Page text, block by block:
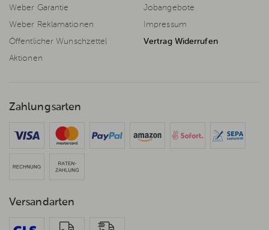
Weber Garantie
Weber Reklamationen
Öffentlicher Wunschzettel
Aktionen
Jobangebote
Impressum
Vertrag Widerrufen
Zahlungsarten
Versandarten